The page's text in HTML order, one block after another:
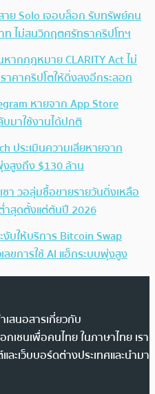
ย Solo เจอบล็อก รับทรัพย์คน
ท ไม่สนวิกฤตศรัทธาคริปโทฯ
ากกฎหมาย CLARITY Act ไม่
คาคริปโตให้ดิ่งลงอีกระลอก
หายจาก App Store
มาใช้งานได้ปกติ
ประเมินความเสียหายจาก
สูงถึง $130 ล้าน
า วอลุ่มซื้อขายรายวันดิ่งเหลือ
สุดตั้งแต่ต้นปี 2026
งับให้บริการ Bitcoin Swap
ลขการใช้ AI แฮ็กระบบพุ่งสูง
สนอสารเกี่ยวกับ
เชนเพื่อคนไทย ในภาษาไทย เรา
ะเว็บบอร์ดต่างประเทศและนำมา